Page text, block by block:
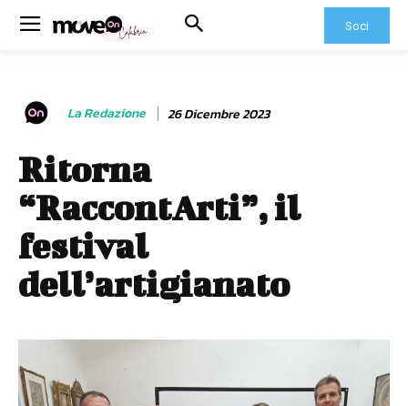
Soci
La Redazione 26 Dicembre 2023
Ritorna
“RaccontArti”, il
festival
dell’artigianato